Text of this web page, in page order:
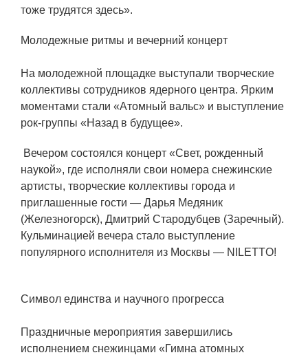
тоже трудятся здесь».
Молодежные ритмы и вечерний концерт
На молодежной площадке выступали творческие
коллективы сотрудников ядерного центра. Ярким
моментами стали «Атомный вальс» и выступление
рок-группы «Назад в будущее».
Вечером состоялся концерт «Свет, рожденный
наукой», где исполняли свои номера снежинские
артисты, творческие коллективы города и
приглашенные гости — Дарья Медяник
(Железногорск), Дмитрий Стародубцев (Заречный).
Кульминацией вечера стало выступление
популярного исполнителя из Москвы — NILETTO!
Символ единства и научного прогресса
Праздничные мероприятия завершились
исполнением снежинцами «Гимна атомных